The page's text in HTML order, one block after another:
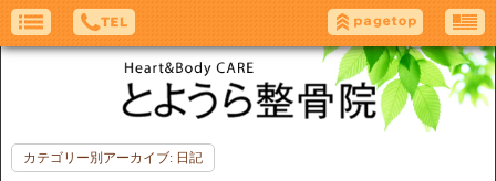
カテゴリー別アーカイブ: 日記